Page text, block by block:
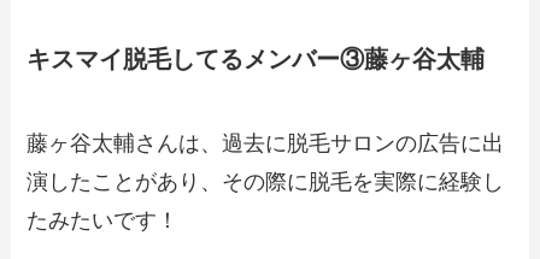
キスマイ脱毛してるメンバー③藤ヶ谷太輔
藤ヶ谷太輔さんは、過去に脱毛サロンの広告に出
演したことがあり、その際に脱毛を実際に経験し
たみたいです！